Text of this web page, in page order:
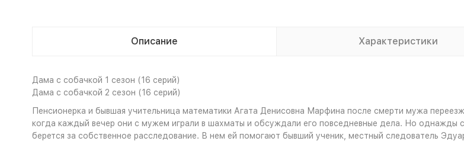
Описание Характеристики
Дама с собачкой 1 сезон (16 серий)
Дама с собачкой 2 сезон (16 серий)
Пенсионерка и бывшая учительница математики Агата Денисовна Марфина после смерти мужа
когда каждый вечер они с мужем играли в шахматы и обсуждали его повседневные дела. Но однажды
берется за собственное расследование. В нем ей помогают бывший ученик, местный следователь